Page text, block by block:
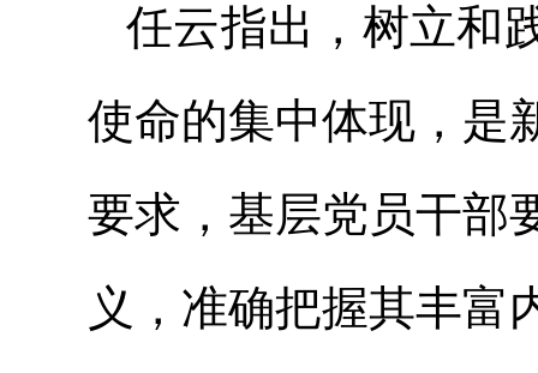
任云指出，树立和
使命的集中体现，是
要求，基层党员干部
义，准确把握其丰富